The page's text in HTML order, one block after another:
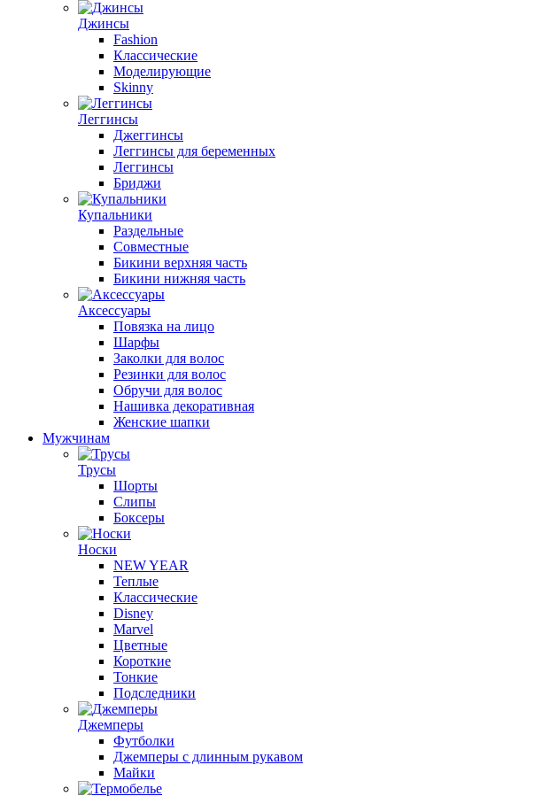
Джинсы
Fashion
Классические
Моделирующие
Skinny
Леггинсы
Джеггинсы
Леггинсы для беременных
Леггинсы
Бриджи
Купальники
Раздельные
Совместные
Бикини верхняя часть
Бикини нижняя часть
Аксессуары
Повязка на лицо
Шарфы
Заколки для волос
Резинки для волос
Обручи для волос
Нашивка декоративная
Женские шапки
Мужчинам
Трусы
Шорты
Слипы
Боксеры
Носки
NEW YEAR
Теплые
Классические
Disney
Marvel
Цветные
Короткие
Тонкие
Подследники
Джемперы
Футболки
Джемперы c длинным рукавом
Майки